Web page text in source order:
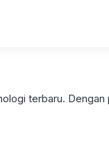
terbaru.